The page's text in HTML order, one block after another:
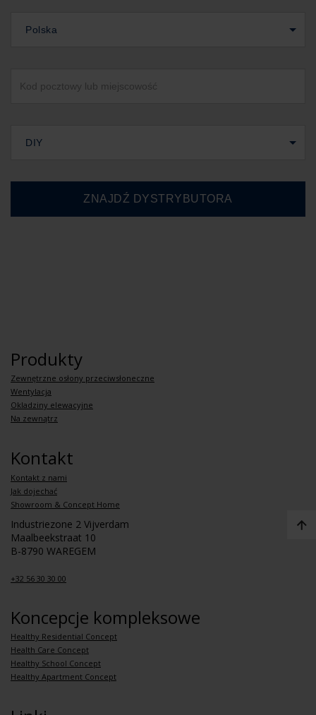
Polska
DIY
Produkty
Zewnętrzne osłony przeciwsłoneczne
Wentylacja
Okladziny elewacyjne
Na zewnątrz
Kontakt
Kontakt z nami
Jak dojechać
Showroom & Concept Home
Industriezone 2 Vijverdam
Maalbeekstraat 10
B-8790 WAREGEM
+32 56 30 30 00
Koncepcje kompleksowe
Healthy Residential Concept
Health Care Concept
Healthy School Concept
Healthy Apartment Concept